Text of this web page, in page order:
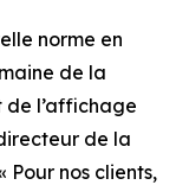
norme en
de la
de l’affichage
de la
Pour nos clients,